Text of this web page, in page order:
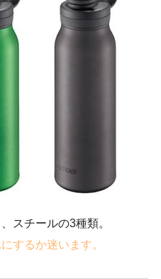
スチールの3種類。
するか迷います。